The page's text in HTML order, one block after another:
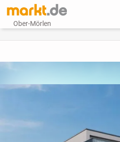
Ober-Mörlen